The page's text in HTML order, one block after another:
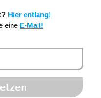
Hier entlang!
eine E-Mail!